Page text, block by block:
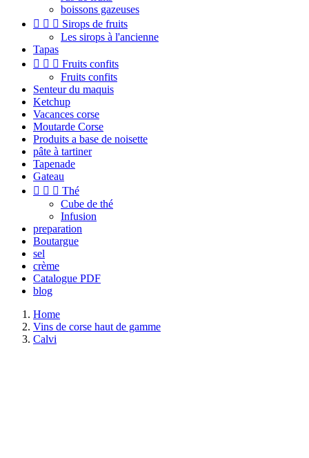
boissons gazeuses
   Sirops de fruits
Les sirops à l'ancienne
Tapas
   Fruits confits
Fruits confits
Senteur du maquis
Ketchup
Vacances corse
Moutarde Corse
Produits a base de noisette
pâte à tartiner
Tapenade
Gateau
   Thé
Cube de thé
Infusion
preparation
Boutargue
sel
crème
Catalogue PDF
blog
Home
Vins de corse haut de gamme
Calvi